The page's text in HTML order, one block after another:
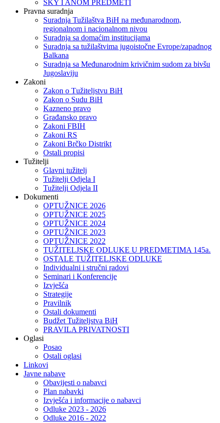
SKY I ANOM PREDMETI
Pravna suradnja
Suradnja Tužilaštva BiH na međunarodnom,
regionalnom i nacionalnom nivou
Suradnja sa domaćim institucijama
Suradnja sa tužilaštvima jugoistočne Evrope/zapadnog
Balkana
Suradnja sa Međunarodnim krivičnim sudom za bivšu
Jugoslaviju
Zakoni
Zakon o Тužiteljstvu BiH
Zakon o Sudu BiH
Kazneno pravo
Građansko pravo
Zakoni FBIH
Zakoni RS
Zakoni Brčko Distrikt
Ostali propisi
Tužitelji
Glavni tužitelj
Tužitelji Odjela I
Tužitelji Odjela II
Dokumenti
OPTUŽNICE 2026
OPTUŽNICE 2025
OPTUŽNICE 2024
OPTUŽNICE 2023
OPTUŽNICE 2022
TUŽITELJSKE ODLUKE U PREDMETIMA 145a.
OSTALE TUŽITELJSKE ODLUKE
Individualni i stručni radovi
Seminari i Konferencije
Izvješća
Strategije
Pravilnik
Ostali dokumenti
Budžet Tužiteljstva BiH
PRAVILA PRIVATNOSTI
Oglasi
Posao
Ostali oglasi
Linkovi
Javne nabave
Obavijesti o nabavci
Plan nabavki
Izvješća i informacije o nabavci
Odluke 2023 - 2026
Odluke 2016 - 2022